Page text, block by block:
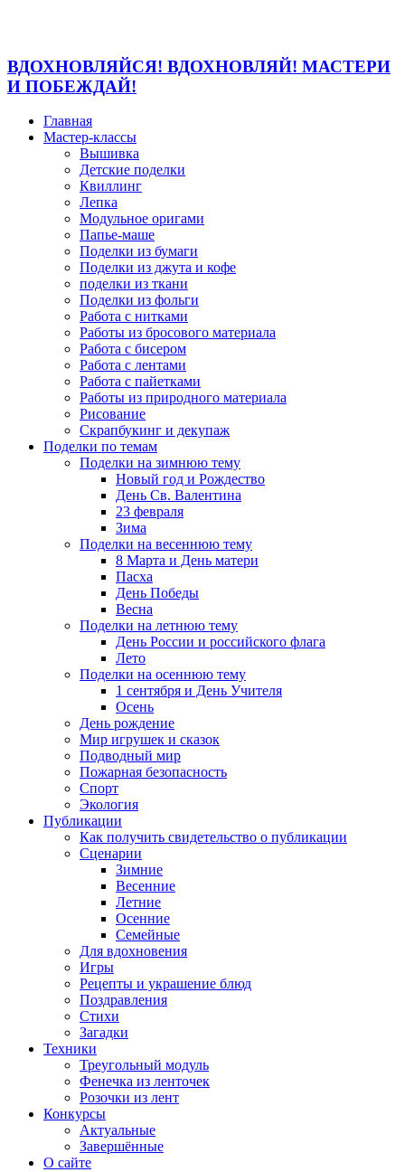
ВДОХНОВЛЯЙСЯ! ВДОХНОВЛЯЙ! МАСТЕРИ
И ПОБЕЖДАЙ!
Главная
Мастер-классы
Вышивка
Детские поделки
Квиллинг
Лепка
Модульное оригами
Папье-маше
Поделки из бумаги
Поделки из джута и кофе
поделки из ткани
Поделки из фольги
Работа с нитками
Работы из бросового материала
Работа с бисером
Работа с лентами
Работа с пайетками
Работы из природного материала
Рисование
Скрапбукинг и декупаж
Поделки по темам
Поделки на зимнюю тему
Новый год и Рождество
День Св. Валентина
23 февраля
Зима
Поделки на весеннюю тему
8 Марта и День матери
Пасха
День Победы
Весна
Поделки на летнюю тему
День России и российского флага
Лето
Поделки на осеннюю тему
1 сентября и День Учителя
Осень
День рождение
Мир игрушек и сказок
Подводный мир
Пожарная безопасность
Спорт
Экология
Публикации
Как получить свидетельство о публикации
Сценарии
Зимние
Весенние
Летние
Осенние
Семейные
Для вдохновения
Игры
Рецепты и украшение блюд
Поздравления
Стихи
Загадки
Техники
Треугольный модуль
Фенечка из ленточек
Розочки из лент
Конкурсы
Актуальные
Завершённые
О сайте